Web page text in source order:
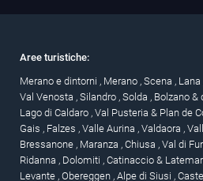
Aree turistiche:
Merano e dintorni , Merano , Scena , Lana
Val Venosta , Silandro , Solda , Bolzano &
Lago di Caldaro , Val Pusteria & Plan de
Gais , Falzes , Valle Aurina , Valdaora ,
Bressanone , Maranza , Chiusa , Val di
Ridanna , Dolomiti , Catinaccio & Latemar
Levante , Obereggen , Alpe di Siusi ,